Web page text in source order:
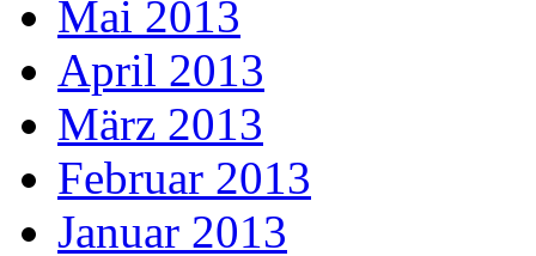
Mai 2013
April 2013
März 2013
Februar 2013
Januar 2013